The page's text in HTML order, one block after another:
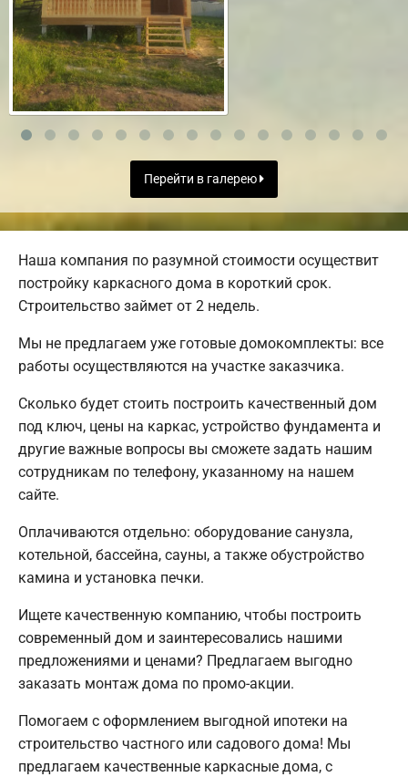
Перейти в галерею
Наша компания по разумной стоимости осуществит
постройку каркасного дома в короткий срок.
Строительство займет от 2 недель.
Мы не предлагаем уже готовые домокомплекты: все
работы осуществляются на участке заказчика.
Сколько будет стоить построить качественный дом
под ключ, цены на каркас, устройство фундамента и
другие важные вопросы вы сможете задать нашим
сотрудникам по телефону, указанному на нашем
сайте.
Оплачиваются отдельно: оборудование санузла,
котельной, бассейна, сауны, а также обустройство
камина и установка печки.
Ищете качественную компанию, чтобы построить
современный дом и заинтересовались нашими
предложениями и ценами? Предлагаем выгодно
заказать монтаж дома по промо-акции.
Помогаем с оформлением выгодной ипотеки на
строительство частного или садового дома! Мы
предлагаем качественные каркасные дома, с